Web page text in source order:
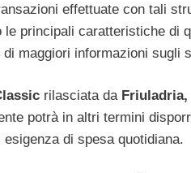
effettuate con tali
principali caratteristiche di
maggiori informazioni sugli
rilasciata da Friuladria,
potrà in altri termini
di spesa quotidiana.